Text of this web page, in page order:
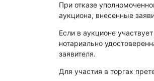
При отказе
аукциона, внесенные
Если в аукционе
нотариально
заявителя.
Для участия в торгах